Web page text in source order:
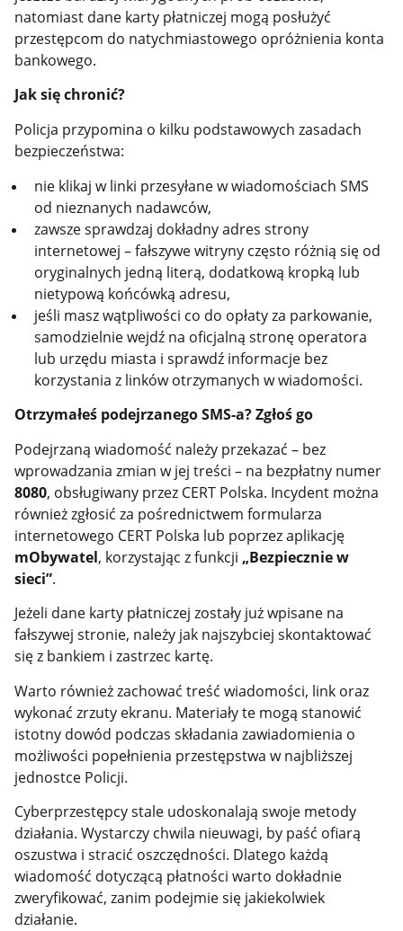
natomiast dane karty płatniczej mogą posłużyć
przestępcom do natychmiastowego opróżnienia konta
bankowego.
Jak się chronić?
Policja przypomina o kilku podstawowych zasadach
bezpieczeństwa:
nie klikaj w linki przesyłane w wiadomościach SMS
od nieznanych nadawców,
zawsze sprawdzaj dokładny adres strony
internetowej – fałszywe witryny często różnią się od
oryginalnych jedną literą, dodatkową kropką lub
nietypową końcówką adresu,
jeśli masz wątpliwości co do opłaty za parkowanie,
samodzielnie wejdź na oficjalną stronę operatora
lub urzędu miasta i sprawdź informacje bez
korzystania z linków otrzymanych w wiadomości.
Otrzymałeś podejrzanego SMS-a? Zgłoś go
Podejrzaną wiadomość należy przekazać – bez
wprowadzania zmian w jej treści – na bezpłatny numer
8080, obsługiwany przez CERT Polska. Incydent można
również zgłosić za pośrednictwem formularza
internetowego CERT Polska lub poprzez aplikację
mObywatel, korzystając z funkcji „Bezpiecznie w
sieci”.
Jeżeli dane karty płatniczej zostały już wpisane na
fałszywej stronie, należy jak najszybciej skontaktować
się z bankiem i zastrzec kartę.
Warto również zachować treść wiadomości, link oraz
wykonać zrzuty ekranu. Materiały te mogą stanowić
istotny dowód podczas składania zawiadomienia o
możliwości popełnienia przestępstwa w najbliższej
jednostce Policji.
Cyberprzestępcy stale udoskonalają swoje metody
działania. Wystarczy chwila nieuwagi, by paść ofiarą
oszustwa i stracić oszczędności. Dlatego każdą
wiadomość dotyczącą płatności warto dokładnie
zweryfikować, zanim podejmie się jakiekolwiek
działanie.